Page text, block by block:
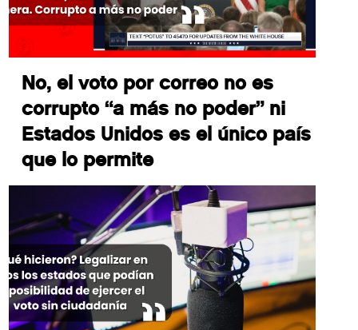
No, el voto por correo no es
corrupto “a más no poder” ni
Estados Unidos es el único país
que lo permite